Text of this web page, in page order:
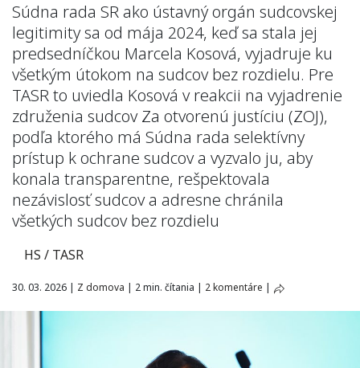
Súdna rada SR ako ústavný orgán sudcovskej
legitimity sa od mája 2024, keď sa stala jej
predsedníčkou Marcela Kosová, vyjadruje ku
všetkým útokom na sudcov bez rozdielu. Pre
TASR to uviedla Kosová v reakcii na vyjadrenie
združenia sudcov Za otvorenú justíciu (ZOJ),
podľa ktorého má Súdna rada selektívny
prístup k ochrane sudcov a vyzvalo ju, aby
konala transparentne, rešpektovala
nezávislosť sudcov a adresne chránila
všetkých sudcov bez rozdielu
HS / TASR
30. 03. 2026 | Z domova | 2 min. čítania | 2 komentáre |